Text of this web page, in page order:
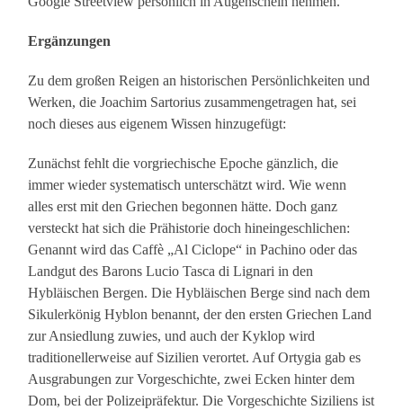
Ergänzungen
Zu dem großen Reigen an historischen Persönlichkeiten und
Werken, die Joachim Sartorius zusammengetragen hat, sei
noch dieses aus eigenem Wissen hinzugefügt:
Zunächst fehlt die vorgriechische Epoche gänzlich, die
immer wieder systematisch unterschätzt wird. Wie wenn
alles erst mit den Griechen begonnen hätte. Doch ganz
versteckt hat sich die Prähistorie doch hineingeschlichen:
Genannt wird das Caffè „Al Ciclope“ in Pachino oder das
Landgut des Barons Lucio Tasca di Lignari in den
Hybläischen Bergen. Die Hybläischen Berge sind nach dem
Sikulerkönig Hyblon benannt, der den ersten Griechen Land
zur Ansiedlung zuwies, und auch der Kyklop wird
traditionellerweise auf Sizilien verortet. Auf Ortygia gab es
Ausgrabungen zur Vorgeschichte, zwei Ecken hinter dem
Dom, bei der Polizeipräfektur. Die Vorgeschichte Siziliens ist